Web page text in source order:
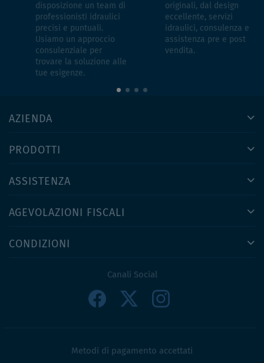
disposizione un team di
professionisti idraulici
precisi e puntuali.
Usiamo un approccio
consulenziale per
trovare la soluzione alle
tue esigenze.
originali, dal design
eccellente, servizi
idraulici, consulenza e
assistenza pre e post
vendita.
AZIENDA
PRODOTTI
ASSISTENZA
AGEVOLAZIONI FISCALI
CONDIZIONI
Canali Social
Metodi di pagamento accettati